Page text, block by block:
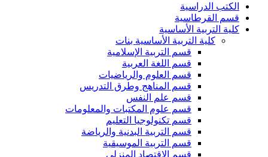
الكتب الدراسية
قسم القرطاسية
كلية التربية الأساسية
كلية التربية الأساسية بنات
قسم التربية الإسلامية
قسم اللغة العربية
قسم العلوم والرياضيات
قسم المناهج وطرق التدريس
قسم علم النفس
قسم علوم المكتبات والمعلومات
قسم تكنولوجيا التعليم
قسم التربية البدنية والرياضة
قسم التربية الموسيقية
قسم الاقتصاد المنزلي